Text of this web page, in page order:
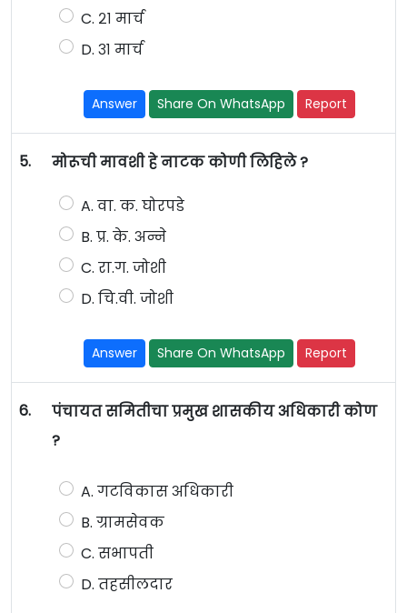
C. २१ मार्च
D. ३१ मार्च
Answer Share On WhatsApp Report
5. मोरूची मावशी हे नाटक कोणी लिहिले ?
A. वा. क. घोरपडे
B. प्र. के. अन्ने
C. रा.ग. जोशी
D. चि.वी. जोशी
Answer Share On WhatsApp Report
6.
पंचायत समितीचा प्रमुख शासकीय अधिकारी कोण
?
A. गटविकास अधिकारी
B. ग्रामसेवक
C. सभापती
D. तहसीलदार